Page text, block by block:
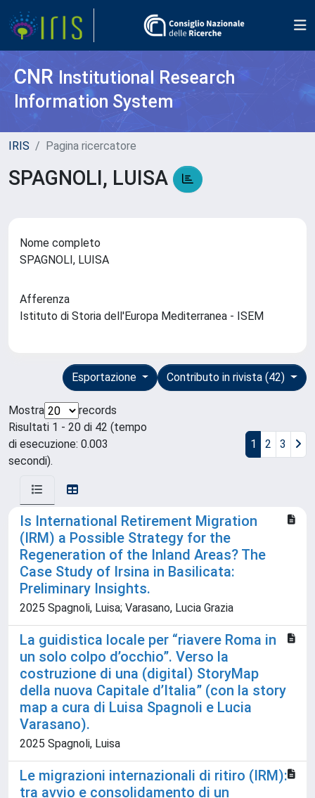
CNR Institutional Research
Information System
IRIS Pagina ricercatore
SPAGNOLI, LUISA
Nome completo
SPAGNOLI, LUISA
Afferenza
Istituto di Storia dell'Europa Mediterranea - ISEM
Contributo in rivista (42)
Esportazione
Mostra
records
Risultati 1 - 20 di 42 (tempo
di esecuzione: 0.003
secondi).
1 2 3
Is International Retirement Migration
(IRM) a Possible Strategy for the
Regeneration of the Inland Areas? The
Case Study of Irsina in Basilicata:
Preliminary Insights.
2025 Spagnoli, Luisa; Varasano, Lucia Grazia
La guidistica locale per “riavere Roma in
un solo colpo d’occhio”. Verso la
costruzione di una (digital) StoryMap
della nuova Capitale d’Italia” (con la story
map a cura di Luisa Spagnoli e Lucia
Varasano).
2025 Spagnoli, Luisa
Le migrazioni internazionali di ritiro (IRM):
tra avvio e consolidamento di un